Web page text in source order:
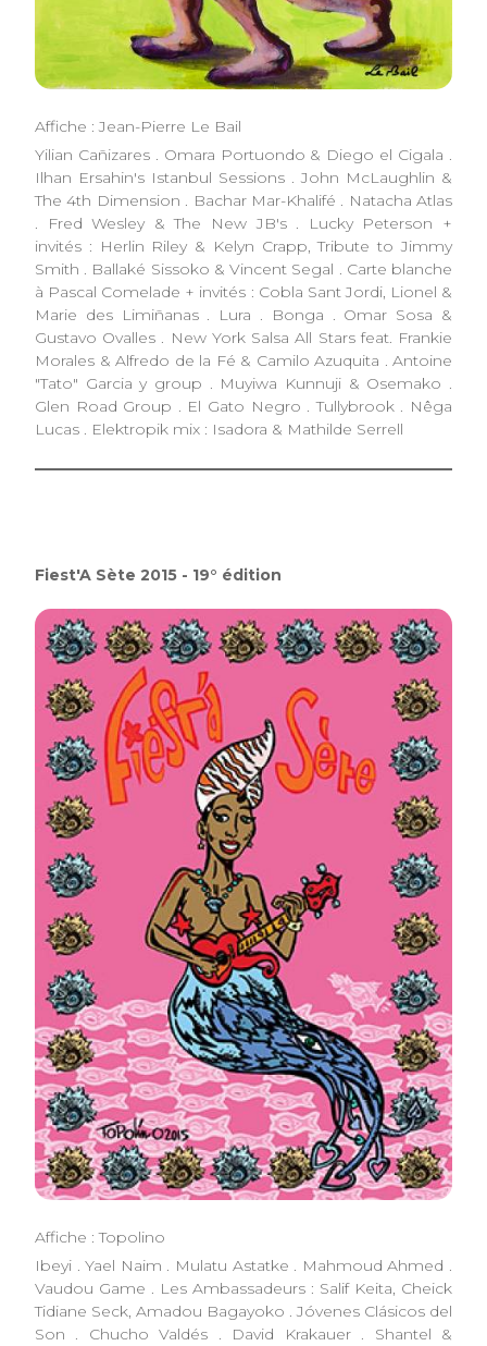
Affiche : Jean-Pierre Le Bail
Yilian Cañizares . Omara Portuondo & Diego el Cigala .
Ilhan Ersahin's Istanbul Sessions . John McLaughlin &
The 4th Dimension . Bachar Mar-Khalifé . Natacha Atlas
. Fred Wesley & The New JB's . Lucky Peterson +
invités : Herlin Riley & Kelyn Crapp, Tribute to Jimmy
Smith . Ballaké Sissoko & Vincent Segal . Carte blanche
à Pascal Comelade + invités : Cobla Sant Jordi, Lionel &
Marie des Limiñanas . Lura . Bonga . Omar Sosa &
Gustavo Ovalles . New York Salsa All Stars feat. Frankie
Morales & Alfredo de la Fé & Camilo Azuquita . Antoine
"Tato" Garcia y group . Muyiwa Kunnuji & Osemako .
Glen Road Group . El Gato Negro . Tullybrook . Nêga
Lucas . Elektropik mix : Isadora & Mathilde Serrell
Fiest'A Sète 2015 - 19° édition
Affiche : Topolino
Ibeyi . Yael Naim . Mulatu Astatke . Mahmoud Ahmed .
Vaudou Game . Les Ambassadeurs : Salif Keita, Cheick
Tidiane Seck, Amadou Bagayoko . Jóvenes Clásicos del
Son . Chucho Valdés . David Krakauer . Shantel &